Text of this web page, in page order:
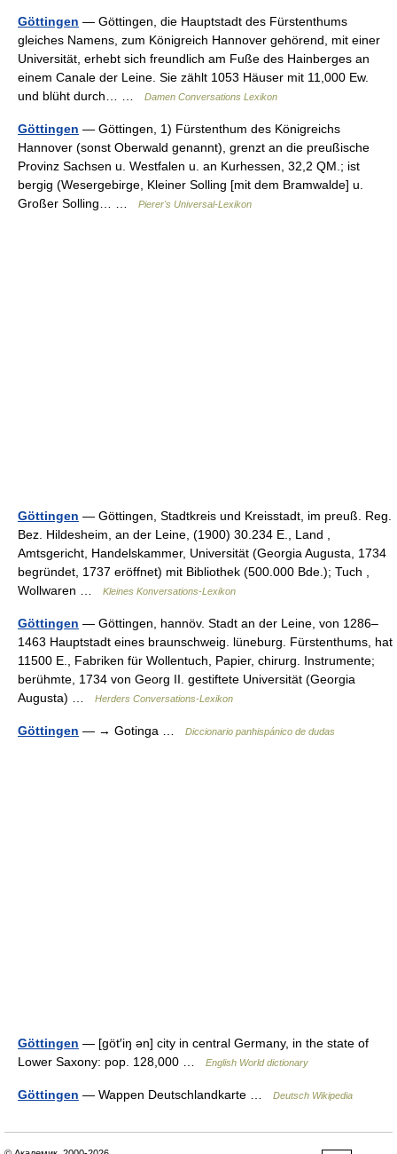
Göttingen — Göttingen, die Hauptstadt des Fürstenthums
gleiches Namens, zum Königreich Hannover gehörend, mit einer
Universität, erhebt sich freundlich am Fuße des Hainberges an
einem Canale der Leine. Sie zählt 1053 Häuser mit 11,000 Ew.
und blüht durch… …
Damen Conversations Lexikon
Göttingen — Göttingen, 1) Fürstenthum des Königreichs
Hannover (sonst Oberwald genannt), grenzt an die preußische
Provinz Sachsen u. Westfalen u. an Kurhessen, 32,2 QM.; ist
bergig (Wesergebirge, Kleiner Solling [mit dem Bramwalde] u.
Großer Solling… …
Pierer's Universal-Lexikon
Göttingen — Göttingen, Stadtkreis und Kreisstadt, im preuß. Reg.
Bez. Hildesheim, an der Leine, (1900) 30.234 E., Land ,
Amtsgericht, Handelskammer, Universität (Georgia Augusta, 1734
begründet, 1737 eröffnet) mit Bibliothek (500.000 Bde.); Tuch ,
Wollwaren …
Kleines Konversations-Lexikon
Göttingen — Göttingen, hannöv. Stadt an der Leine, von 1286–
1463 Hauptstadt eines braunschweig. lüneburg. Fürstenthums, hat
11500 E., Fabriken für Wollentuch, Papier, chirurg. Instrumente;
berühmte, 1734 von Georg II. gestiftete Universität (Georgia
Augusta) …
Herders Conversations-Lexikon
Göttingen — → Gotinga … Diccionario panhispánico de dudas
Göttingen — [göt′iŋ ən] city in central Germany, in the state of
Lower Saxony: pop. 128,000 …
English World dictionary
Göttingen — Wappen Deutschlandkarte … Deutsch Wikipedia